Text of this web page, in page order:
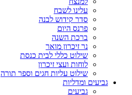
עלינו לשבח
סדר קידוש לבנה
פרנס היום
ברכת השנה
נר זיכרון מואר
שילוט כללי לבית כנסת
לוחות ועצי זיכרון
שילוט עליות חגים וספר תורה
גביעים ומדליות
גביעים